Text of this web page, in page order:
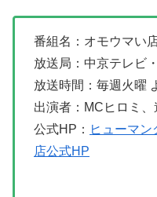
番組名：オモウマい
放送局：中京テレビ
放送時間：毎週火曜
出演者：MCヒロミ
公式HP： ヒューマ
店公式HP